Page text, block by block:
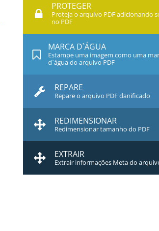
PROTEGER
Proteja o arquivo PDF adicionando
no PDF
MARCA D`ÁGUA
Estampe uma imagem como uma
d`água do arquivo PDF
REPARE
Repare o arquivo PDF danificado
REDIMENSIONAR
Redimensionar tamanho do PDF
EXTRAIR
Extrair informações Meta do